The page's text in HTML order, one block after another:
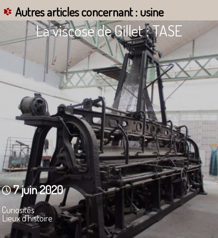
Autres articles concernant : usine
La viscose de Gillet : TASE
7 juin 2020
Curiosités
Lieux d'histoire